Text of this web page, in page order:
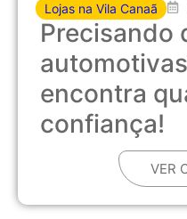
Lojas na Vila Canaã
Precisando
encontra
confiança!
VER